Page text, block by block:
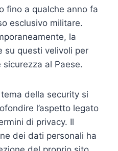
fino a qualche anno fa
esclusivo militare.
la
su questi velivoli per
al Paese.
della security si
l’aspetto legato
di privacy. Il
dei dati personali ha